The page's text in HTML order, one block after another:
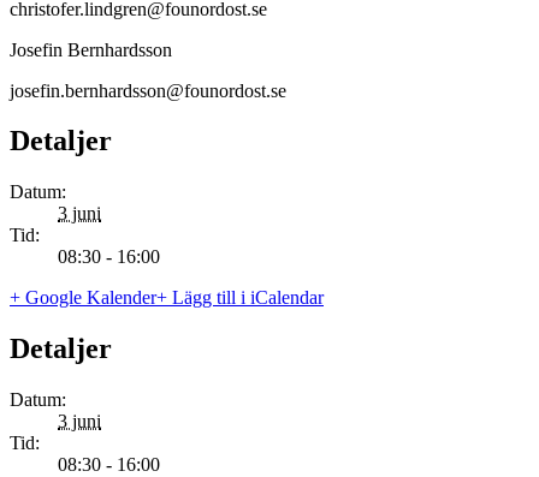
christofer.lindgren@founordost.se
Josefin Bernhardsson
josefin.bernhardsson@founordost.se
Detaljer
Datum:
3 juni
Tid:
08:30 - 16:00
+ Google Kalender+ Lägg till i iCalendar
Detaljer
Datum:
3 juni
Tid:
08:30 - 16:00